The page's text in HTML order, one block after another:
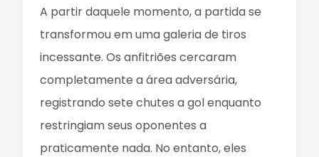
A partir daquele momento, a partida se
transformou em uma galeria de tiros
incessante. Os anfitriões cercaram
completamente a área adversária,
registrando sete chutes a gol enquanto
restringiam seus oponentes a
praticamente nada. No entanto, eles